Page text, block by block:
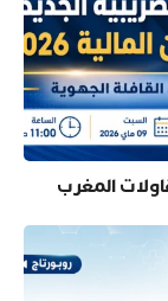
المغرب